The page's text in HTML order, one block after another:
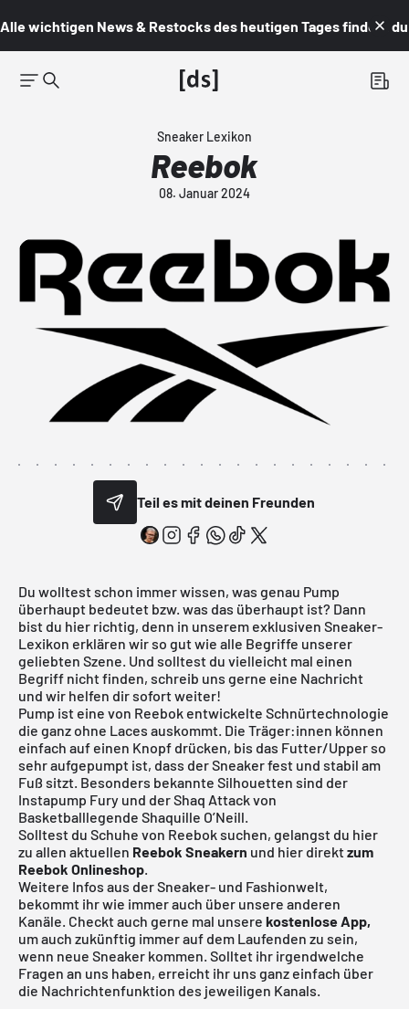
Alle wichtigen News & Restocks des heutigen Tages findest du
Sneaker Lexikon
Reebok
08. Januar 2024
Teil es mit deinen Freunden
Du wolltest schon immer wissen, was genau Pump
überhaupt bedeutet bzw. was das überhaupt ist? Dann
bist du hier richtig, denn in unserem exklusiven Sneaker-
Lexikon erklären wir so gut wie alle Begriffe unserer
geliebten Szene. Und solltest du vielleicht mal einen
Begriff nicht finden, schreib uns gerne eine Nachricht
und wir helfen dir sofort weiter!
Pump ist eine von Reebok entwickelte Schnürtechnologie
die ganz ohne Laces auskommt. Die Träger:innen können
einfach auf einen Knopf drücken, bis das Futter/Upper so
sehr aufgepumpt ist, dass der Sneaker fest und stabil am
Fuß sitzt. Besonders bekannte Silhouetten sind der
Instapump Fury und der Shaq Attack von
Basketballlegende Shaquille O’Neill.
Solltest du Schuhe von Reebok suchen, gelangst du hier
zu allen aktuellen Reebok Sneakern und hier direktzum
Reebok Onlineshop
Weitere Infos aus der Sneaker- und Fashionwelt,
bekommt ihr wie immer auch über unsere anderen
Kanäle. Checkt auch gerne mal unsere kostenlose App,
um auch zukünftig immer auf dem Laufenden zu sein,
wenn neue Sneaker kommen. Solltet ihr irgendwelche
Fragen an uns haben, erreicht ihr uns ganz einfach über
die Nachrichtenfunktion des jeweiligen Kanals.